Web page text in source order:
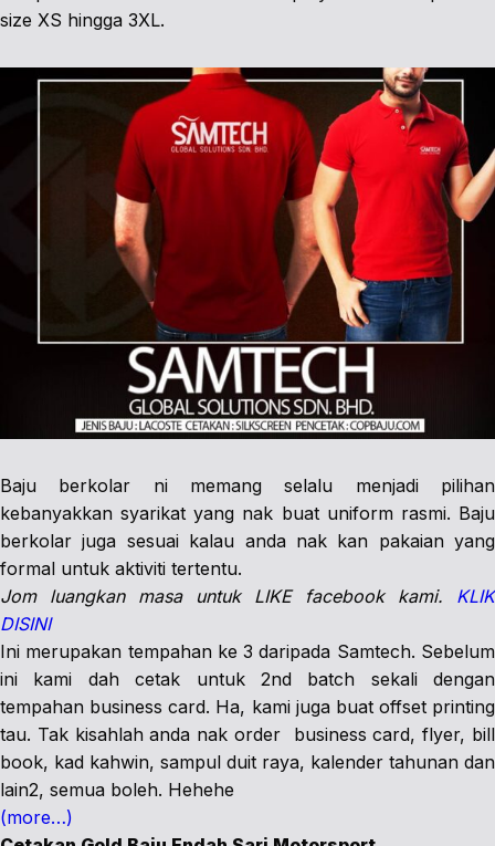
size XS hingga 3XL.
Baju berkolar ni memang selalu menjadi pilihan
kebanyakkan syarikat yang nak buat uniform rasmi. Baju
berkolar juga sesuai kalau anda nak kan pakaian yang
formal untuk aktiviti tertentu.
Jom luangkan masa untuk LIKE facebook kami. KLIK
DISINI
Ini merupakan tempahan ke 3 daripada Samtech. Sebelum
ini kami dah cetak untuk 2nd batch sekali dengan
tempahan business card. Ha, kami juga buat offset printing
tau. Tak kisahlah anda nak order business card, flyer, bill
book, kad kahwin, sampul duit raya, kalender tahunan dan
lain2, semua boleh. Hehehe
(more…)